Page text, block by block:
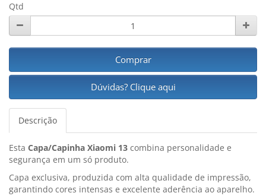
Qtd
Comprar
Dúvidas? Clique aqui
Descrição
Esta Capa/Capinha Xiaomi 13 combina personalidade e
segurança em um só produto.
Capa exclusiva, produzida com alta qualidade de impressão,
garantindo cores intensas e excelente aderência ao aparelho.